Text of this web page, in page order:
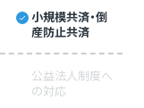
小規模共済・倒
産防止共済
公益法人制度へ
の対応